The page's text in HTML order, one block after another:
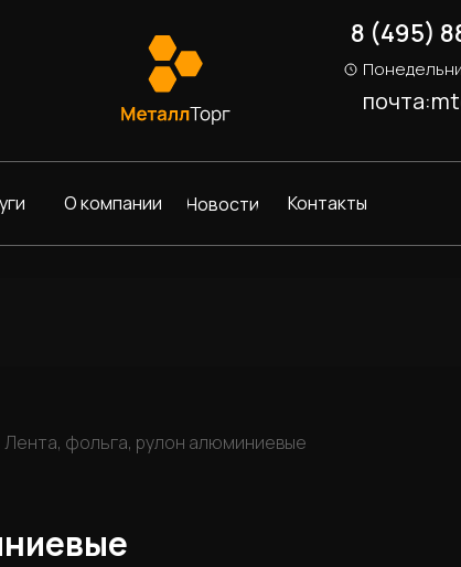
8 (495)
О компании Новости Контакты
Лента, фольга, рулон алюминиевые